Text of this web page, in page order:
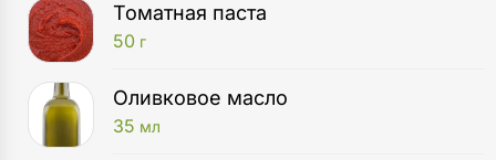
Томатная паста
50 г
Оливковое масло
35 мл